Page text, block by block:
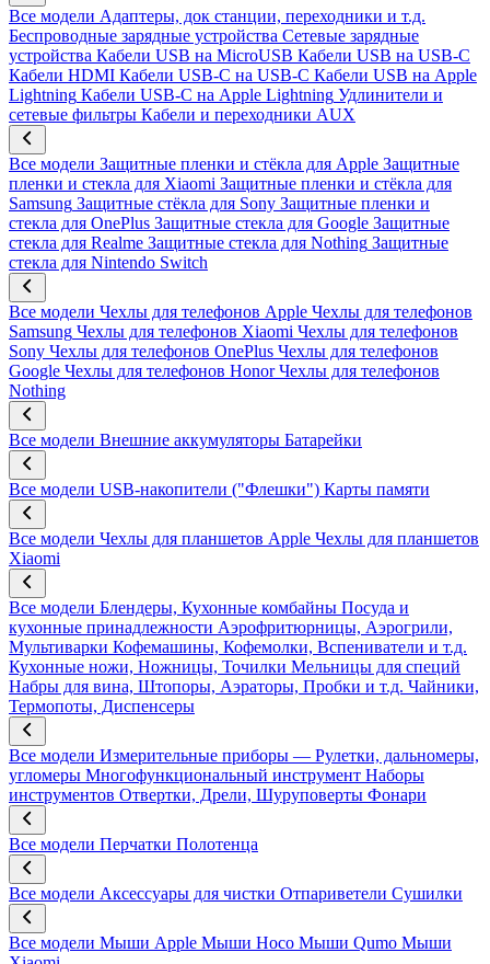
Все модели Адаптеры, док станции, переходники и т.д.
Беспроводные зарядные устройства Сетевые зарядные
устройства Кабели USB на MicroUSB Кабели USB на USB-C
Кабели HDMI Кабели USB-C на USB-C Кабели USB на Apple
Lightning Кабели USB-C на Apple Lightning Удлинители и
сетевые фильтры Кабели и переходники AUX
Все модели Защитные пленки и стёкла для Apple Защитные
пленки и стекла для Xiaomi Защитные пленки и стёкла для
Samsung Защитные стёкла для Sony Защитные пленки и
стекла для OnePlus Защитные стекла для Google Защитные
стекла для Realme Защитные стекла для Nothing Защитные
стекла для Nintendo Switch
Все модели Чехлы для телефонов Apple Чехлы для телефонов
Samsung Чехлы для телефонов Xiaomi Чехлы для телефонов
Sony Чехлы для телефонов OnePlus Чехлы для телефонов
Google Чехлы для телефонов Honor Чехлы для телефонов
Nothing
Все модели Внешние аккумуляторы Батарейки
Все модели USB-накопители ("Флешки") Карты памяти
Все модели Чехлы для планшетов Apple Чехлы для планшетов
Xiaomi
Все модели Блендеры, Кухонные комбайны Посуда и
кухонные принадлежности Аэрофритюрницы, Аэрогрили,
Мультиварки Кофемашины, Кофемолки, Вспениватели и т.д.
Кухонные ножи, Ножницы, Точилки Мельницы для специй
Набры для вина, Штопоры, Аэраторы, Пробки и т.д. Чайники,
Термопоты, Диспенсеры
Все модели Измерительные приборы — Рулетки, дальномеры,
угломеры Многофункциональный инструмент Наборы
инструментов Отвертки, Дрели, Шуруповерты Фонари
Все модели Перчатки Полотенца
Все модели Аксессуары для чистки Отпариветели Сушилки
Все модели Мыши Apple Мыши Hoco Мыши Qumo Мыши